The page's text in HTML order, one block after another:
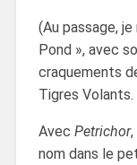
(Au passage,
Pond », avec
craquements
Tigres Volants.
Avec Petrichor,
nom dans le